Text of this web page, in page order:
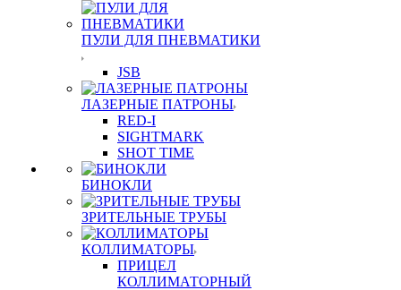
ПУЛИ ДЛЯ ПНЕВМАТИКИ
JSB
ЛАЗЕРНЫЕ ПАТРОНЫ
RED-I
SIGHTMARK
SHOT TIME
БИНОКЛИ
ЗРИТЕЛЬНЫЕ ТРУБЫ
КОЛЛИМАТОРЫ
ПРИЦЕЛ
КОЛЛИМАТОРНЫЙ